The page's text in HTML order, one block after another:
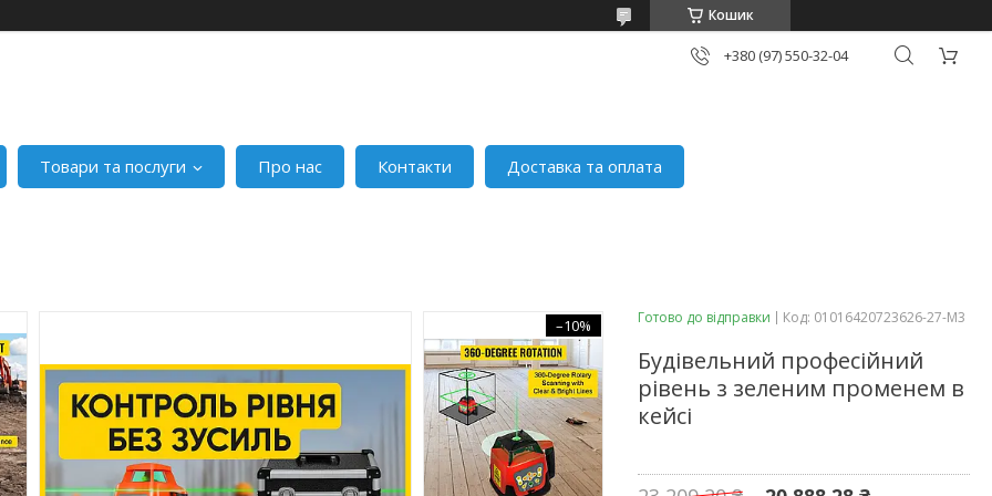
Кошик
+380 (97) 550-32-04
Товари та послуги Про нас Контакти Доставка та оплата
–10% Готово до відправки Код: 01016420723626-27-M3
Будівельний професійний
рівень з зеленим променем в
кейсі